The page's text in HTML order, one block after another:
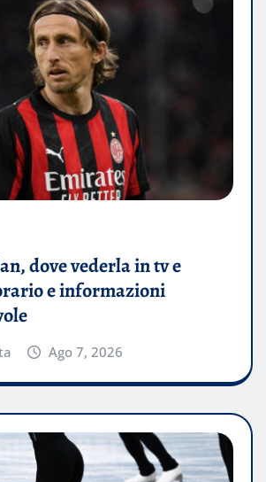
dove vederla in tv e
e informazioni
Ago 7, 2026